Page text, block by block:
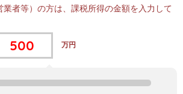
者等）の方は、課税所得の金額を入力して
万円